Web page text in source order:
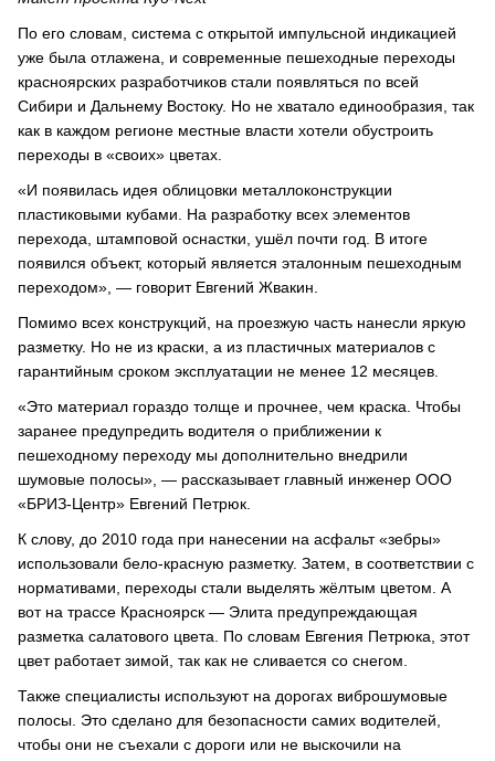
По его словам, система с открытой импульсной индикацией
уже была отлажена, и современные пешеходные переходы
красноярских разработчиков стали появляться по всей
Сибири и Дальнему Востоку. Но не хватало единообразия, так
как в каждом регионе местные власти хотели обустроить
переходы в «своих» цветах.
«И появилась идея облицовки металлоконструкции
пластиковыми кубами. На разработку всех элементов
перехода, штамповой оснастки, ушёл почти год. В итоге
появился объект, который является эталонным пешеходным
переходом», ― говорит Евгений Жвакин.
Помимо всех конструкций, на проезжую часть нанесли яркую
разметку. Но не из краски, а из пластичных материалов с
гарантийным сроком эксплуатации не менее 12 месяцев.
«Это материал гораздо толще и прочнее, чем краска. Чтобы
заранее предупредить водителя о приближении к
пешеходному переходу мы дополнительно внедрили
шумовые полосы», ― рассказывает главный инженер ООО
«БРИЗ-Центр» Евгений Петрюк.
К слову, до 2010 года при нанесении на асфальт «зебры»
использовали бело-красную разметку. Затем, в соответствии с
нормативами, переходы стали выделять жёлтым цветом. А
вот на трассе Красноярск — Элита предупреждающая
разметка салатового цвета. По словам Евгения Петрюка, этот
цвет работает зимой, так как не сливается со снегом.
Также специалисты используют на дорогах виброшумовые
полосы. Это сделано для безопасности самих водителей,
чтобы они не съехали с дороги или не выскочили на